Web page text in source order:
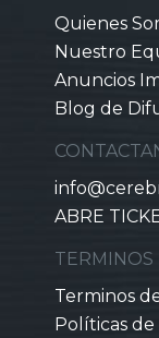
Quienes
Nuestro
Anuncios
Blog de
ABRE
TERMINOS
Terminos
Políticas de